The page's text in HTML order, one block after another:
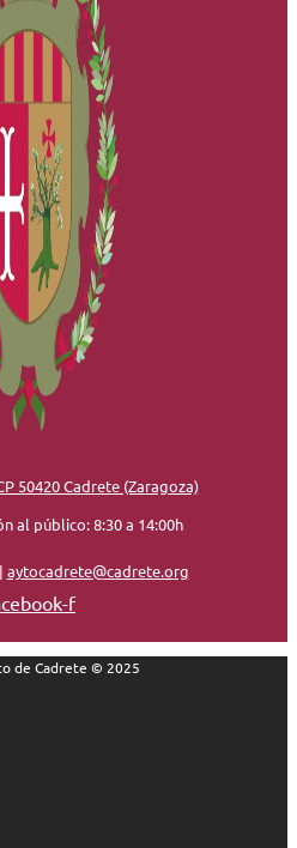
50420 Cadrete (Zaragoza)
al público: 8:30 a 14:00h
| aytocadrete@cadrete.org
f
de Cadrete © 2025